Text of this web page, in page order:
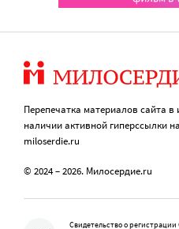
Перепечатка материалов сайта
наличии активной гиперссылки
miloserdie.ru
© 2024 – 2026. Милосердие.ru
Свидетельство о